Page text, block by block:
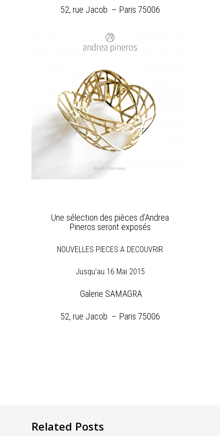
52, rue Jacob – Paris 75006
Une sélection des pièces d’Andrea
Pineros seront exposés
NOUVELLES PIECES A DECOUVRIR
Jusqu’au 16 Mai 2015
Galerie SAMAGRA
52, rue Jacob – Paris 75006
Related Posts